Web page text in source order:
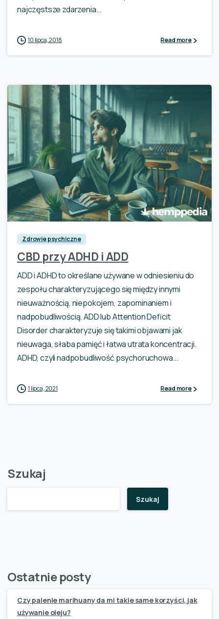
najczęstsze zdarzenia...
10 lipca, 2018 Read more
0
Zdrowie psychiczne
CBD przy ADHD i ADD
ADD i ADHD to określane używane w odniesieniu do
zespołu charakteryzującego się między innymi
nieuważnością, niepokojem, zapominaniem i
nadpobudliwością. ADD lub Attention Deficit
Disorder charakteryzuje się takimi objawami jak
nieuwaga, słaba pamięć i łatwa utrata koncentracji.
ADHD, czyli nadpobudliwość psychoruchowa...
1 lipca, 2021 Read more
Szukaj
Szukaj
Ostatnie posty
Czy palenie marihuany da mi takie same korzyści, jak
używanie oleju?